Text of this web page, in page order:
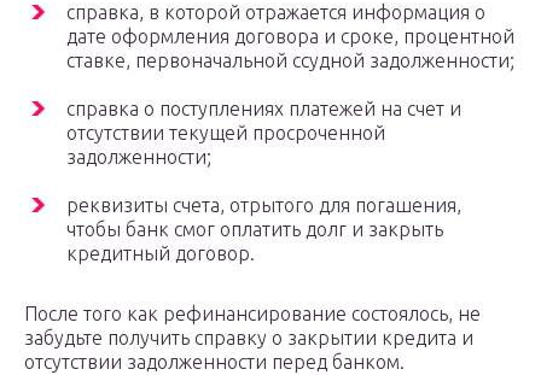
справка, в которой отражается информация о
дате оформления договора и сроке, процентной
ставке, первоначальной ссудной задолженности;
справка о поступлениях платежей на счет и
отсутствии текущей просроченной
задолженности;
реквизиты счета, отрытого для погашения,
чтобы банк смог оплатить долг и закрыть
кредитный договор.
После того как рефинансирование состоялось, не
забудьте получить справку о закрытии кредита и
отсутствии задолженности перед банком.